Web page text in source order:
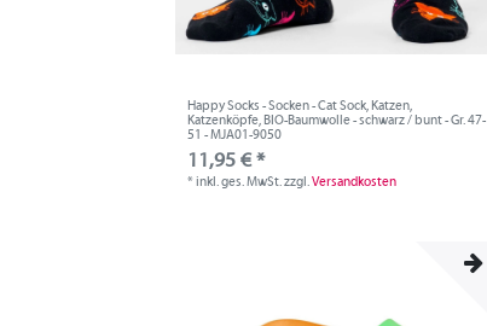
Happy Socks - Socken - Cat Sock, Katzen,
Katzenköpfe, BIO-Baumwolle - schwarz / bunt - Gr. 47-
51 - MJA01-9050
11,95 € *
*inkl. ges. MwSt.zzgl.Versandkosten